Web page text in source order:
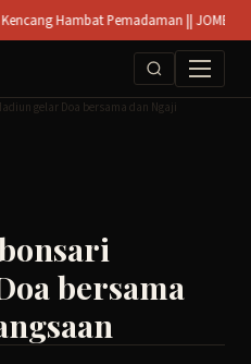
Hambat Pemadaman ||
gelar Doa bersama dan Ngaji
bersama